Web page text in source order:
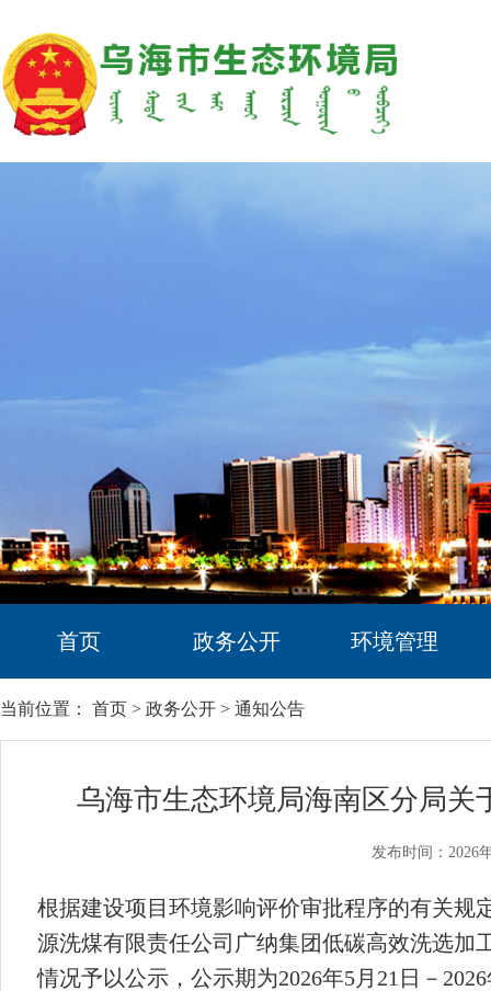
首页 政务公开 环境管理
当前位置： 首页 > 政务公开 > 通知公告
乌海市生态环境局海南区分局关
发布时间：2026
根据建设项目环境影响评价审批程序的有关规
源洗煤有限责任公司广纳集团低碳高效洗选加
情况予以公示，公示期为2026年5月 21 日－ 2026